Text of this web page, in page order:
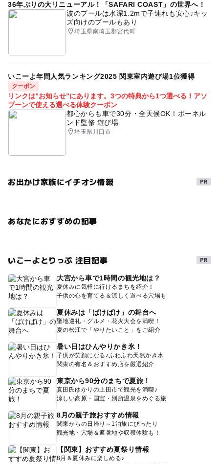
36年ぶりの大リニューアル！「SAFARI COAST」の世界へ！
波のプールは水深1.2mで子連れも安心♪キッ
ズ向けのプールもあり
埼玉県南埼玉郡宮代町
いこーよ年間人気ランキング2025 関東室内遊び場1位獲得
クーポン
リンクは”お知らせ”にあります。3つの特典から1つ選べる！アソ
ブーンで使える選べる体験クーポン
都心からも車で30分・全天候OK！ボーネル
ンド監修 遊び場
埼玉県川口市
お出かけ家族にイチオシ情報
あなたにおすすめの記事
いこーよとりっぷ 注目記事
大宮から車で1時間の観光地は？
夏休みに気軽に行けるまちを紹介！
子供の心を育てる＆涼しく遊べる穴場も
夏休みは「ばけばけ」の舞台へ
聖地巡礼・グルメ・花火大会を満喫！
夏の松江で「やりたいこと」をご紹介
暑い日はひんやりかき氷！
子供が笑顔になる♪ふわふわ天然かき氷
関東の有名＆おすすめ店を厳選紹介
東京から90分のまちで夏旅！
真田氏ゆかりの上田市で観光を満喫♪
涼しい高原・国宝・別所温泉をめぐる旅
8月の親子旅おすすめ情報
関東からの日帰り～1泊旅にぴったり
観光地・穴場＆避暑地や収穫体験も！
【関東】おすすめ夏祭り情報
8月＆夏休みに楽しめる♪